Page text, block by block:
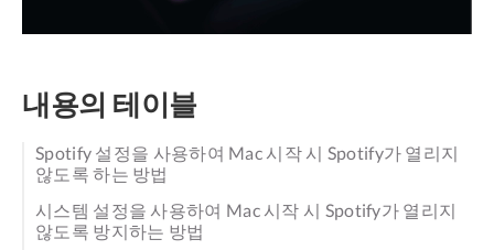
내용의 테이블
Spotify 설정을 사용하여 Mac 시작 시 Spotify가 열리지
않도록 하는 방법
시스템 설정을 사용하여 Mac 시작 시 Spotify가 열리지
않도록 방지하는 방법